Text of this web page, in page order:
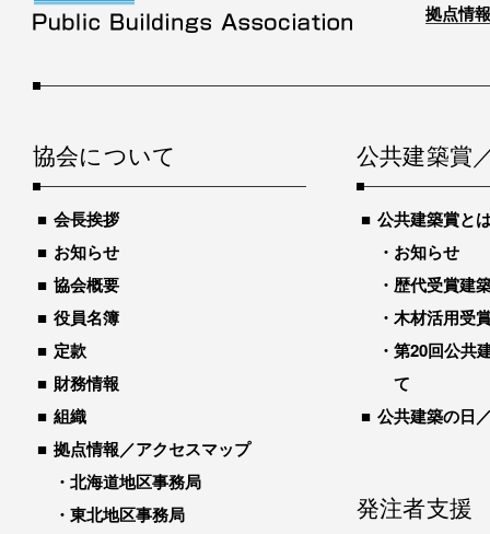
拠点情
協会について
会長挨拶
お知らせ
協会概要
役員名簿
定款
財務情報
組織
拠点情報／アクセスマップ
北海道地区事務局
東北地区事務局
公共建築賞
公共建築賞と
お知らせ
歴代受賞建
木材活用受
第20回公共
て
公共建築の日
発注者支援